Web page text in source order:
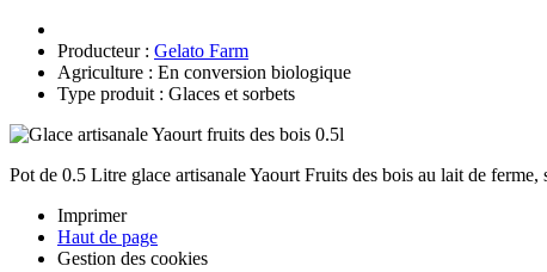
Producteur : Gelato Farm
Agriculture : En conversion biologique
Type produit : Glaces et sorbets
Pot de 0.5 Litre glace artisanale Yaourt Fruits des bois au lait de
Imprimer
Haut de page
Gestion des cookies